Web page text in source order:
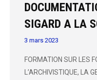
SIGARD A LA
3 mars 2023
FORMATION SUR LES
L’ARCHIVISTIQUE, LA